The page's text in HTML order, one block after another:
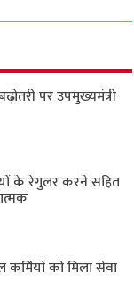
पर उपमुख्यमंत्री
के रेगुलर करने सहित
को मिला सेवा